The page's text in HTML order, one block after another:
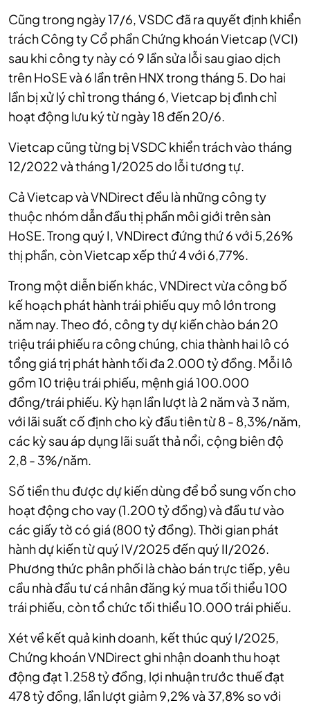
Cũng trong ngày 17/6, VSDC đã ra quyết định khiển
trách Công ty Cổ phần Chứng khoán Vietcap (VCI)
sau khi công ty này có 9 lần sửa lỗi sau giao dịch
trên HoSE và 6 lần trên HNX trong tháng 5. Do hai
lần bị xử lý chỉ trong tháng 6, Vietcap bị đình chỉ
hoạt động lưu ký từ ngày 18 đến 20/6.
Vietcap cũng từng bị VSDC khiển trách vào tháng
12/2022 và tháng 1/2025 do lỗi tương tự.
Cả Vietcap và VNDirect đều là những công ty
thuộc nhóm dẫn đầu thị phần môi giới trên sàn
HoSE. Trong quý I, VNDirect đứng thứ 6 với 5,26%
thị phần, còn Vietcap xếp thứ 4 với 6,77%.
Trong một diễn biến khác, VNDirect vừa công bố
kế hoạch phát hành trái phiếu quy mô lớn trong
năm nay. Theo đó, công ty dự kiến chào bán 20
triệu trái phiếu ra công chúng, chia thành hai lô có
tổng giá trị phát hành tối đa 2.000 tỷ đồng. Mỗi lô
gồm 10 triệu trái phiếu, mệnh giá 100.000
đồng/trái phiếu. Kỳ hạn lần lượt là 2 năm và 3 năm,
với lãi suất cố định cho kỳ đầu tiên từ 8 - 8,3%/năm,
các kỳ sau áp dụng lãi suất thả nổi, cộng biên độ
2,8 - 3%/năm.
Số tiền thu được dự kiến dùng để bổ sung vốn cho
hoạt động cho vay (1.200 tỷ đồng) và đầu tư vào
các giấy tờ có giá (800 tỷ đồng). Thời gian phát
hành dự kiến từ quý IV/2025 đến quý II/2026.
Phương thức phân phối là chào bán trực tiếp, yêu
cầu nhà đầu tư cá nhân đăng ký mua tối thiểu 100
trái phiếu, còn tổ chức tối thiểu 10.000 trái phiếu.
Xét về kết quả kinh doanh, kết thúc quý I/2025,
Chứng khoán VNDirect ghi nhận doanh thu hoạt
động đạt 1.258 tỷ đồng, lợi nhuận trước thuế đạt
478 tỷ đồng, lần lượt giảm 9,2% và 37,8% so với